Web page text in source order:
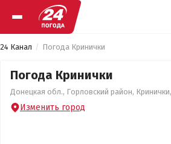
24 Канал Погода Кринички
Погода Кринички
Донецкая обл., Горловский район,
Изменить город